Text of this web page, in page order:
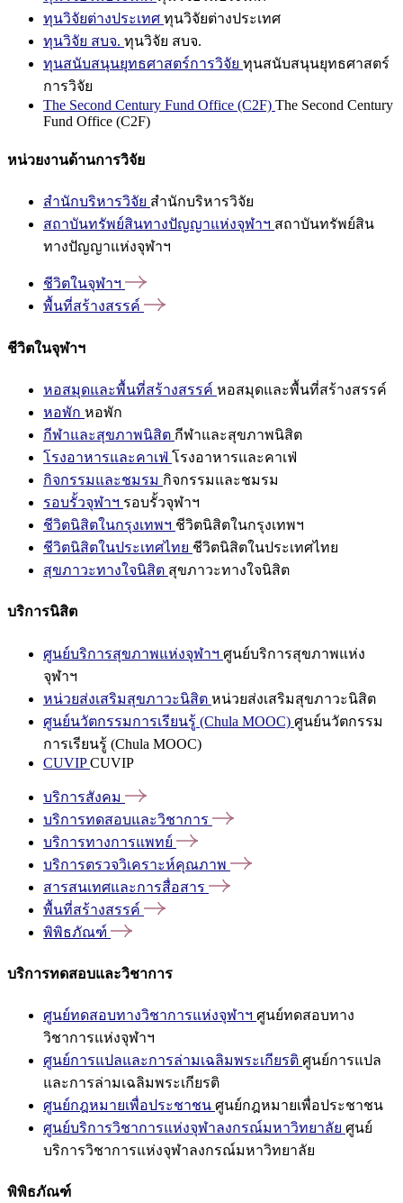
ทุนวิจัยต่างประเทศ ทุนวิจัยต่างประเทศ
ทุนวิจัย สบจ. ทุนวิจัย สบจ.
ทุนสนับสนุนยุทธศาสตร์การวิจัย ทุนสนับสนุนยุทธศาสตร์
การวิจัย
The Second Century Fund Office (C2F) The Second Century
Fund Office (C2F)
หน่วยงานด้านการวิจัย
สำนักบริหารวิจัย สำนักบริหารวิจัย
สถาบันทรัพย์สินทางปัญญาแห่งจุฬาฯ สถาบันทรัพย์สิน
ทางปัญญาแห่งจุฬาฯ
ชีวิตในจุฬาฯ
พื้นที่สร้างสรรค์
ชีวิตในจุฬาฯ
หอสมุดและพื้นที่สร้างสรรค์ หอสมุดและพื้นที่สร้างสรรค์
หอพัก หอพัก
กีฬาและสุขภาพนิสิต กีฬาและสุขภาพนิสิต
โรงอาหารและคาเฟ่ โรงอาหารและคาเฟ่
กิจกรรมและชมรม กิจกรรมและชมรม
รอบรั้วจุฬาฯ รอบรั้วจุฬาฯ
ชีวิตนิสิตในกรุงเทพฯ ชีวิตนิสิตในกรุงเทพฯ
ชีวิตนิสิตในประเทศไทย ชีวิตนิสิตในประเทศไทย
สุขภาวะทางใจนิสิต สุขภาวะทางใจนิสิต
บริการนิสิต
ศูนย์บริการสุขภาพแห่งจุฬาฯ ศูนย์บริการสุขภาพแห่ง
จุฬาฯ
หน่วยส่งเสริมสุขภาวะนิสิต หน่วยส่งเสริมสุขภาวะนิสิต
ศูนย์นวัตกรรมการเรียนรู้ (Chula MOOC) ศูนย์นวัตกรรม
การเรียนรู้ (Chula MOOC)
CUVIPCUVIP
บริการสังคม
บริการทดสอบและวิชาการ
บริการทางการแพทย์
บริการตรวจวิเคราะห์คุณภาพ
สารสนเทศและการสื่อสาร
พื้นที่สร้างสรรค์
พิพิธภัณฑ์
บริการทดสอบและวิชาการ
ศูนย์ทดสอบทางวิชาการแห่งจุฬาฯ ศูนย์ทดสอบทาง
วิชาการแห่งจุฬาฯ
ศูนย์การแปลและการล่ามเฉลิมพระเกียรติ ศูนย์การแปล
และการล่ามเฉลิมพระเกียรติ
ศูนย์กฎหมายเพื่อประชาชน ศูนย์กฎหมายเพื่อประชาชน
ศูนย์บริการวิชาการแห่งจุฬาลงกรณ์มหาวิทยาลัย ศูนย์
บริการวิชาการแห่งจุฬาลงกรณ์มหาวิทยาลัย
พิพิธภัณฑ์